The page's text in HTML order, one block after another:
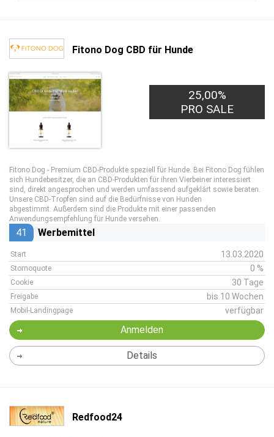
Fitono Dog CBD für Hunde
25,00%
PRO SALE
Fitono Dog - Premium CBD-Produkte speziell für Hunde. Bei Fitono Dog fühlen
sich Hundebesitzer, die an CBD-Produkten für ihren Vierbeiner interessiert
sind, direkt angesprochen und werden umfassend aufgeklärt sowie beraten.
Unsere CBD-Tropfen sind auf die Bedürfnisse von Hunden
abgestimmt. Außerdem sind die Produkte mit einer passenden
Anwendungsempfehlung für Hunde versehen.
41 Werbemittel
Start 13.03.2020
Stornoquote 0 %
Cookie 30 Tage
Freigabe bis 10 Wochen
Mobil-Landingpage verfügbar
Anmelden
Details
Redfood24